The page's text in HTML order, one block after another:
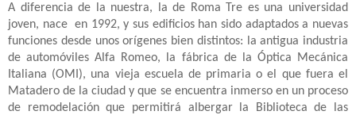
A diferencia de la nuestra, la de Roma Tre es una universidad
joven, nace en 1992, y sus edificios han sido adaptados a nuevas
funciones desde unos orígenes bien distintos: la antigua industria
de automóviles Alfa Romeo, la fábrica de la Óptica Mecánica
Italiana (OMI), una vieja escuela de primaria o el que fuera el
Matadero de la ciudad y que se encuentra inmerso en un proceso
de remodelación que permitirá albergar la Biblioteca de las